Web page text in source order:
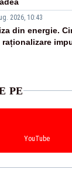
2026, 10:43
din energie.
raționalizare
PE
YouTube